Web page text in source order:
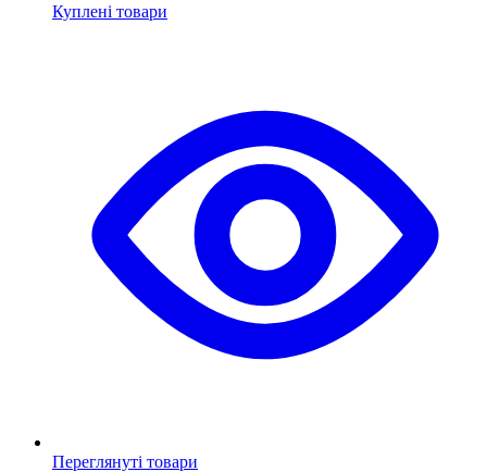
Куплені товари
Переглянуті товари